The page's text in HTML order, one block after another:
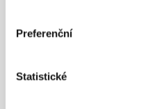
Preferenční
Statistické